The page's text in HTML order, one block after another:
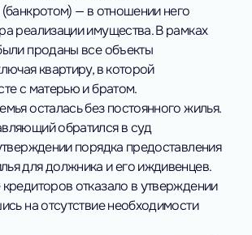
— в отношении него
реализации имущества. В рамках
проданы все объекты
квартиру, в которой
с матерью и братом.
осталась без постоянного жилья.
обратился в суд
порядка предоставления
для должника и его иждивенцев.
отказало в утверждении
на отсутствие необходимости